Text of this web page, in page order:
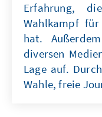
Erfahrung,
Wahlkampf
hat.
diversen
Lage auf.
Wahle, freie